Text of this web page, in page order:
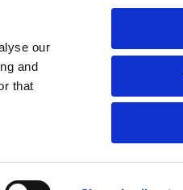
our
and
that